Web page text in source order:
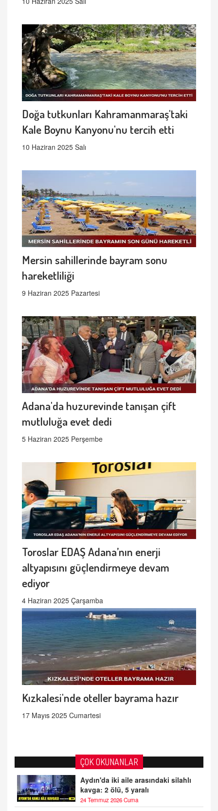
Doğa tutkunları Kahramanmaraş'taki
Kale Boynu Kanyonu'nu tercih etti
10 Haziran 2025 Salı
Mersin sahillerinde bayram sonu
hareketliliği
9 Haziran 2025 Pazartesi
Adana'da huzurevinde tanışan çift
mutluluğa evet dedi
5 Haziran 2025 Perşembe
Toroslar EDAŞ Adana’nın enerji
altyapısını güçlendirmeye devam
ediyor
4 Haziran 2025 Çarşamba
Kızkalesi'nde oteller bayrama hazır
17 Mayıs 2025 Cumartesi
ÇOK OKUNANLAR
Aydın'da iki aile arasındaki silahlı
kavga: 2 ölü, 5 yaralı
24 Temmuz 2026 Cuma